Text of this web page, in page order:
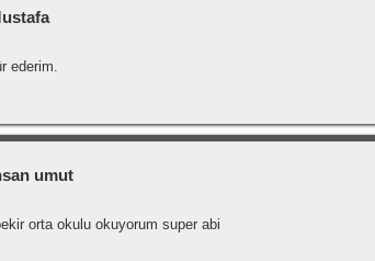
ederim.
umut
orta okulu okuyorum super abi